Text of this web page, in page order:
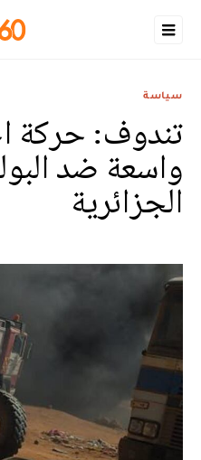
سياسة
تندوف: حركة
واسعة ضد
الجزائرية